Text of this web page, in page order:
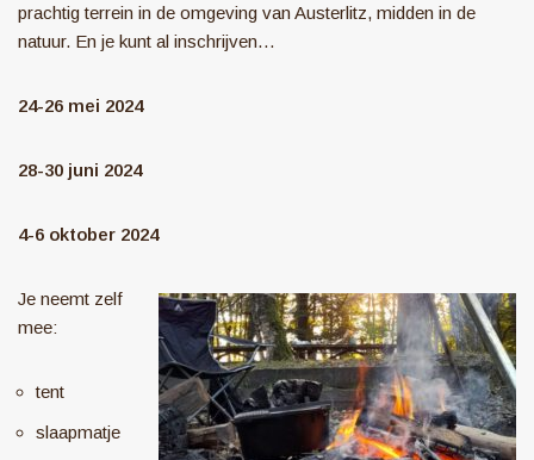
prachtig terrein in de omgeving van Austerlitz, midden in de
natuur. En je kunt al inschrijven…
24-26 mei 2024
28-30 juni 2024
4-6 oktober 2024
Je neemt zelf
mee:
tent
slaapmatje